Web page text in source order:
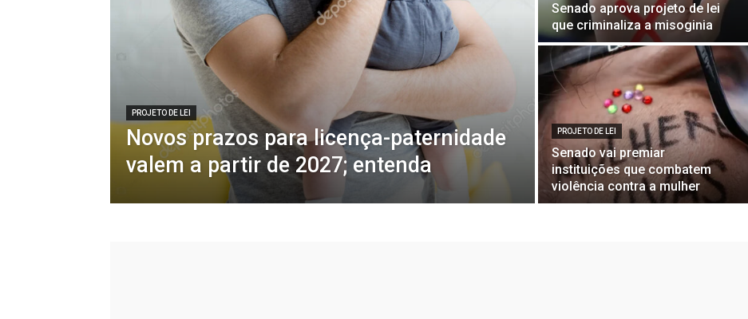
PROJETO DE LEI
Novos prazos para licença-paternidade
valem a partir de 2027; entenda
Senado aprova projeto de lei
que criminaliza a misoginia
PROJETO DE LEI
Senado vai premiar
instituições que combatem
violência contra a mulher